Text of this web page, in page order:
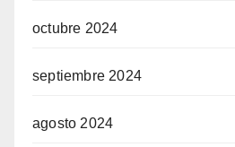
octubre 2024
septiembre 2024
agosto 2024